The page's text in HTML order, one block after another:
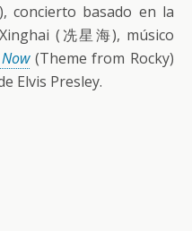
basado en la
(冼星海), músico
(Theme from Rocky)
Elvis Presley.